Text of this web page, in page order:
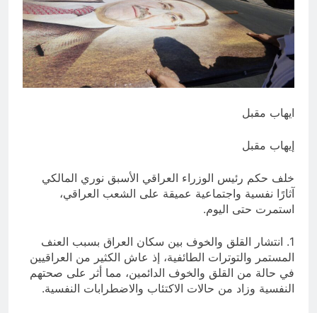
14 ساعة Ago
الكاتبان باقر الزبيدي ورياض سعد يحذران
من الجولاني (ح 1) (وإذا كنت فيهم فأقمت
لهم الصلاة فلتقم طائفة منهم معك
وليأخذوا أٍسلحتهم)
15 ساعة Ago
ايهاب مقبل
إيهاب مقبل
خلف حكم رئيس الوزراء العراقي الأسبق نوري المالكي
آثارًا نفسية واجتماعية عميقة على الشعب العراقي،
استمرت حتى اليوم.
1. انتشار القلق والخوف بين سكان العراق بسبب العنف
المستمر والتوترات الطائفية، إذ عاش الكثير من العراقيين
في حالة من القلق والخوف الدائمين، مما أثر على صحتهم
النفسية وزاد من حالات الاكتئاب والاضطرابات النفسية.